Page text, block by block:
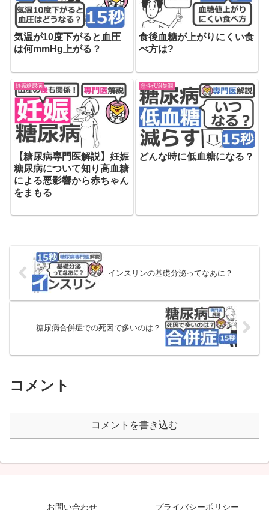
気温が10度下がると血圧
は何mmHg上がる？
食後血糖が上がりにくい食
べ方は?
妊娠糖尿病
【糖尿病専門医解説】妊娠
糖尿病について知り高血糖
による悪影響から赤ちゃん
をまもる
急性代謝失調
どんな時に低血糖になる？
インスリンの基礎分泌ってなあに？
糖尿病合併症での死因で多いのは？
コメント
コメントを書き込む
お問い合わせ プライバシーポリシー